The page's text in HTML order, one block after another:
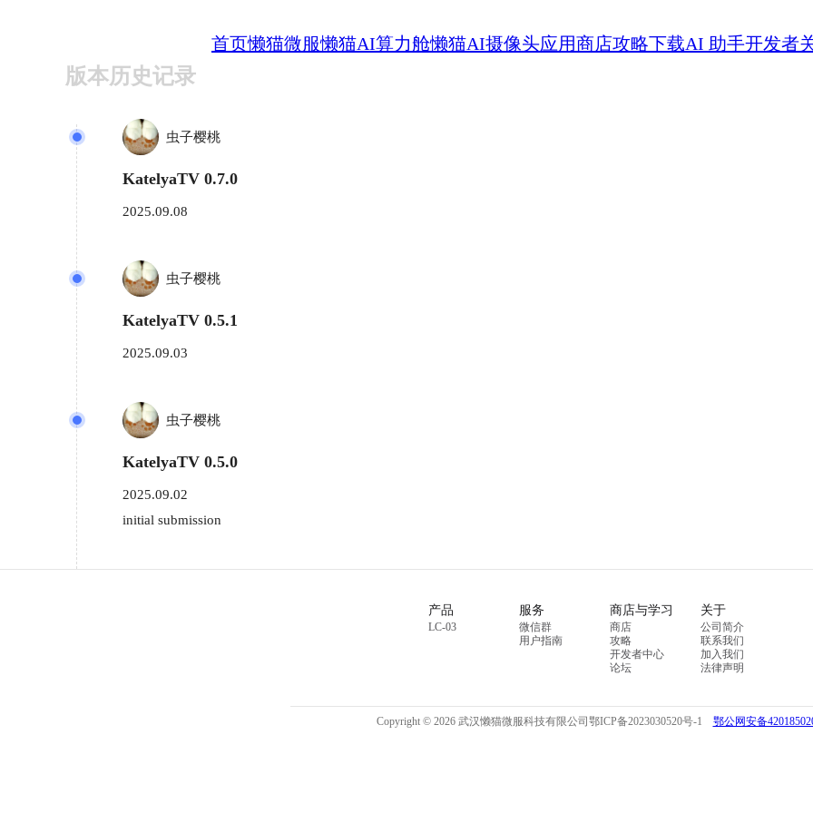
首页懒猫微服懒猫AI算力舱懒猫AI摄像头应用商店攻略下载AI 助手开发者
版本历史记录
虫子樱桃
KatelyaTV 0.7.0
2025.09.08
虫子樱桃
KatelyaTV 0.5.1
2025.09.03
虫子樱桃
KatelyaTV 0.5.0
2025.09.02
initial submission
产品
LC-03
服务
微信群
用户指南
商店与学习
商店
攻略
开发者中心
论坛
关于
公司简介
联系我们
加入我们
法律声明
Copyright © 2026 武汉懒猫微服科技有限公司鄂ICP备2023030520号-1 鄂公网安备